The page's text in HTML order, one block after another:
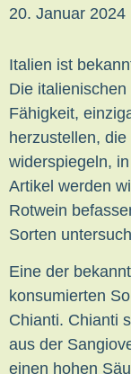
20. Januar 2024
Italien ist
Die
Fähigkeit,
herzustellen,
widerspiegeln,
Artikel werden
Rotwein
Sorten
Eine der
konsumierten
Chianti. Chianti
aus der
einen hohen